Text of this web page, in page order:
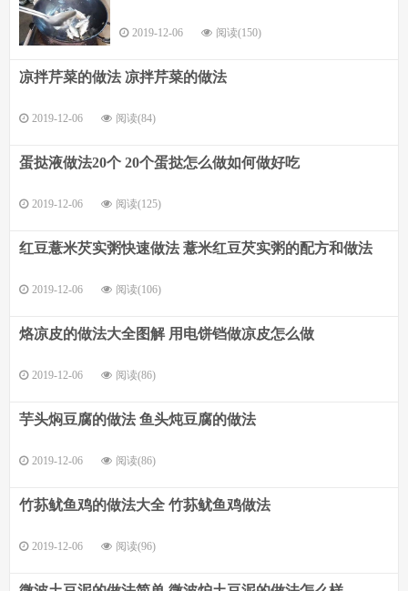
2019-12-06 阅读(150)
凉拌芹菜的做法 凉拌芹菜的做法
2019-12-06 阅读(84)
蛋挞液做法20个 20个蛋挞怎么做如何做好吃
2019-12-06 阅读(125)
红豆薏米芡实粥快速做法 薏米红豆芡实粥的配方和做法
2019-12-06 阅读(106)
烙凉皮的做法大全图解 用电饼铛做凉皮怎么做
2019-12-06 阅读(86)
芋头焖豆腐的做法 鱼头炖豆腐的做法
2019-12-06 阅读(86)
竹荪鱿鱼鸡的做法大全 竹荪鱿鱼鸡做法
2019-12-06 阅读(96)